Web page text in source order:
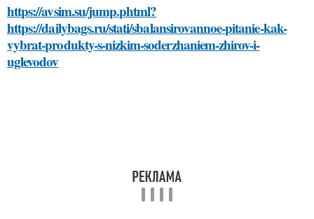
https://avsim.su/jump.phtml?
https://dailybags.ru/stati/sbalansirovannoe-pitanie-kak-
vybrat-produkty-s-nizkim-soderzhaniem-zhirov-i-
uglevodov